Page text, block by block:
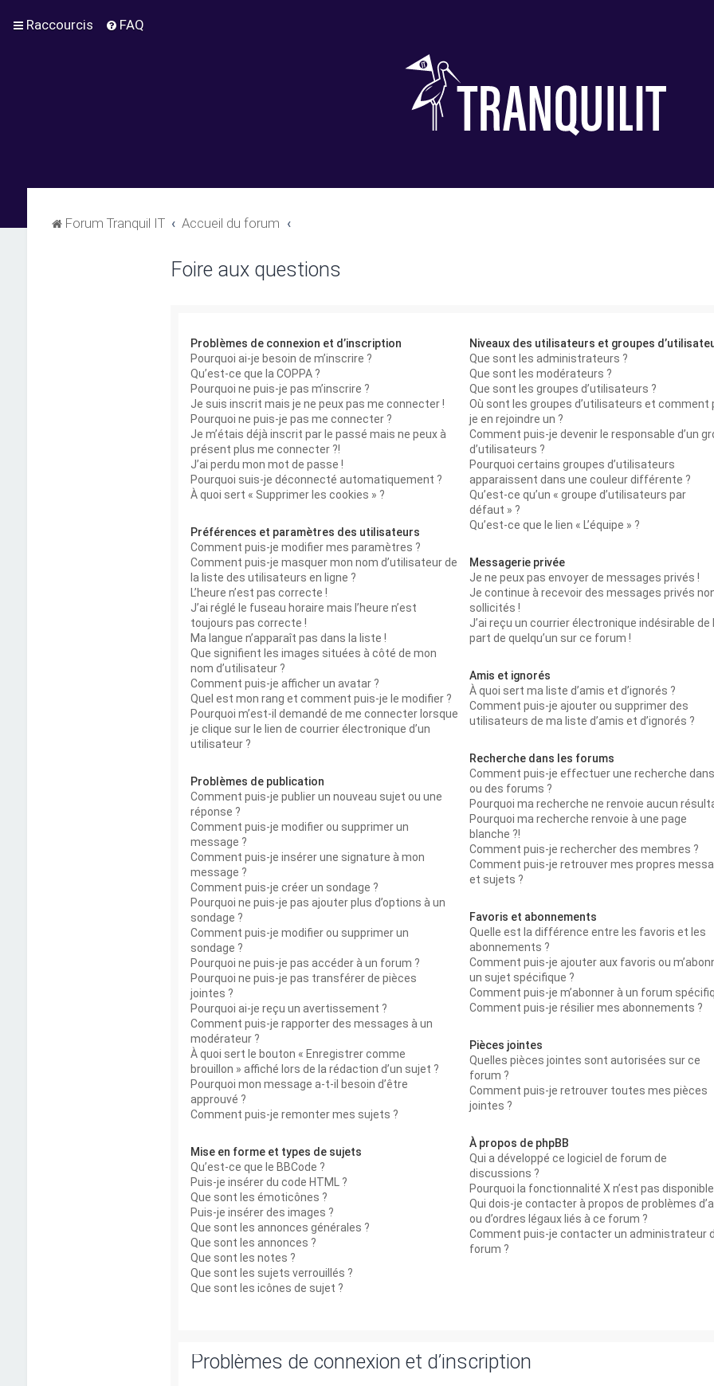
Raccourcis FAQ
Forum Tranquil IT Accueil du forum
Foire aux questions
Problèmes de connexion et d’inscription
Pourquoi ai-je besoin de m’inscrire ?
Qu’est-ce que la COPPA ?
Pourquoi ne puis-je pas m’inscrire ?
Je suis inscrit mais je ne peux pas me connecter !
Pourquoi ne puis-je pas me connecter ?
Je m’étais déjà inscrit par le passé mais ne peux à
présent plus me connecter ?!
J’ai perdu mon mot de passe !
Pourquoi suis-je déconnecté automatiquement ?
À quoi sert « Supprimer les cookies » ?
Préférences et paramètres des utilisateurs
Comment puis-je modifier mes paramètres ?
Comment puis-je masquer mon nom d’utilisateur de
la liste des utilisateurs en ligne ?
L’heure n’est pas correcte !
J’ai réglé le fuseau horaire mais l’heure n’est
toujours pas correcte !
Ma langue n’apparaît pas dans la liste !
Que signifient les images situées à côté de mon
nom d’utilisateur ?
Comment puis-je afficher un avatar ?
Quel est mon rang et comment puis-je le modifier ?
Pourquoi m’est-il demandé de me connecter lorsque
je clique sur le lien de courrier électronique d’un
utilisateur ?
Problèmes de publication
Comment puis-je publier un nouveau sujet ou une
réponse ?
Comment puis-je modifier ou supprimer un
message ?
Comment puis-je insérer une signature à mon
message ?
Comment puis-je créer un sondage ?
Pourquoi ne puis-je pas ajouter plus d’options à un
sondage ?
Comment puis-je modifier ou supprimer un
sondage ?
Pourquoi ne puis-je pas accéder à un forum ?
Pourquoi ne puis-je pas transférer de pièces
jointes ?
Pourquoi ai-je reçu un avertissement ?
Comment puis-je rapporter des messages à un
modérateur ?
À quoi sert le bouton « Enregistrer comme
brouillon » affiché lors de la rédaction d’un sujet ?
Pourquoi mon message a-t-il besoin d’être
approuvé ?
Comment puis-je remonter mes sujets ?
Mise en forme et types de sujets
Qu’est-ce que le BBCode ?
Puis-je insérer du code HTML ?
Que sont les émoticônes ?
Puis-je insérer des images ?
Que sont les annonces générales ?
Que sont les annonces ?
Que sont les notes ?
Que sont les sujets verrouillés ?
Que sont les icônes de sujet ?
Niveaux des utilisateurs et groupes
Que sont les administrateurs ?
Que sont les modérateurs ?
Que sont les groupes d’utilisateurs ?
Où sont les groupes d’utilisateurs et comment
je en rejoindre un ?
Comment puis-je devenir le responsable d’un
d’utilisateurs ?
Pourquoi certains groupes d’utilisateurs
apparaissent dans une couleur différente ?
Qu’est-ce qu’un « groupe d’utilisateurs par
défaut » ?
Qu’est-ce que le lien « L’équipe » ?
Messagerie privée
Je ne peux pas envoyer de messages privés !
Je continue à recevoir des messages privés
sollicités !
J’ai reçu un courrier électronique indésirable de
part de quelqu’un sur ce forum !
Amis et ignorés
À quoi sert ma liste d’amis et d’ignorés ?
Comment puis-je ajouter ou supprimer des
utilisateurs de ma liste d’amis et d’ignorés ?
Recherche dans les forums
Comment puis-je effectuer une recherche
ou des forums ?
Pourquoi ma recherche ne renvoie aucun
Pourquoi ma recherche renvoie à une page
blanche ?!
Comment puis-je rechercher des membres ?
Comment puis-je retrouver mes propres
et sujets ?
Favoris et abonnements
Quelle est la différence entre les favoris et les
abonnements ?
Comment puis-je ajouter aux favoris ou
un sujet spécifique ?
Comment puis-je m’abonner à un forum
Comment puis-je résilier mes abonnements ?
Pièces jointes
Quelles pièces jointes sont autorisées sur ce
forum ?
Comment puis-je retrouver toutes mes pièces
jointes ?
À propos de phpBB
Qui a développé ce logiciel de forum de
discussions ?
Pourquoi la fonctionnalité X n’est pas disponible
Qui dois-je contacter à propos de problèmes
ou d’ordres légaux liés à ce forum ?
Comment puis-je contacter un administrateur
forum ?
Problèmes de connexion et d’inscription